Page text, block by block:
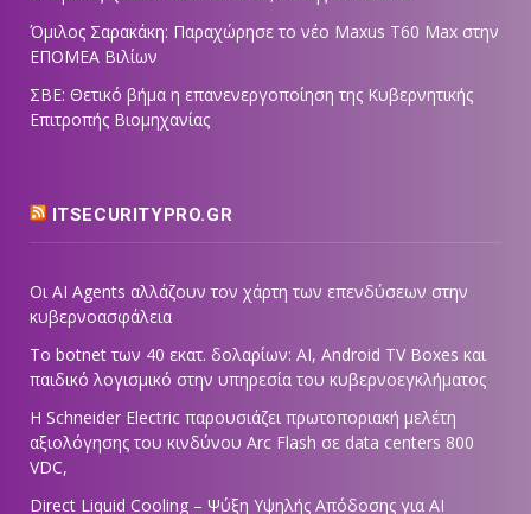
Όμιλος Σαρακάκη: Παραχώρησε το νέο Maxus T60 Max στην
ΕΠΟΜΕΑ Βιλίων
ΣΒΕ: Θετικό βήμα η επανενεργοποίηση της Κυβερνητικής
Επιτροπής Βιομηχανίας
ITSECURITYPRO.GR
Οι AI Agents αλλάζουν τον χάρτη των επενδύσεων στην
κυβερνοασφάλεια
Το botnet των 40 εκατ. δολαρίων: AI, Android TV Boxes και
παιδικό λογισμικό στην υπηρεσία του κυβερνοεγκλήματος
Η Schneider Electric παρουσιάζει πρωτοποριακή μελέτη
αξιολόγησης του κινδύνου Arc Flash σε data centers 800
VDC,
Direct Liquid Cooling – Ψύξη Υψηλής Απόδοσης για AI